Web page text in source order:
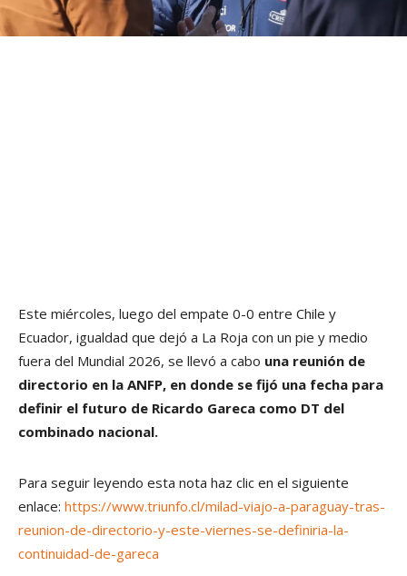
Este miércoles, luego del empate 0-0 entre Chile y
Ecuador, igualdad que dejó a La Roja con un pie y medio
fuera del Mundial 2026, se llevó a cabo una reunión de
directorio en la ANFP, en donde se fijó una fecha para
definir el futuro de Ricardo Gareca como DT del
combinado nacional.
Para seguir leyendo esta nota haz clic en el siguiente
enlace: https://www.triunfo.cl/milad-viajo-a-paraguay-tras-
reunion-de-directorio-y-este-viernes-se-definiria-la-
continuidad-de-gareca